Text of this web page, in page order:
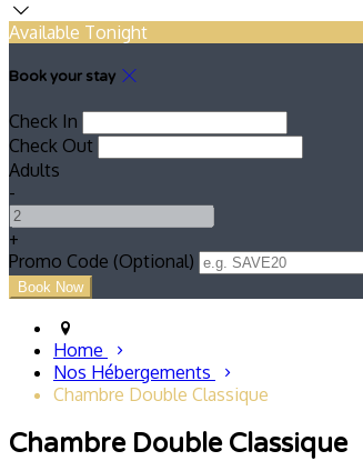
Available Tonight
Book your stay
Check In
Check Out
Adults
-
+
Promo Code (Optional)
Home
Nos Hébergements
Chambre Double Classique
Chambre Double Classique